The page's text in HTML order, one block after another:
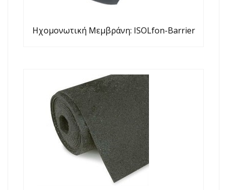
Ηχομονωτική Μεμβράνη: ISOLfon-Barrier